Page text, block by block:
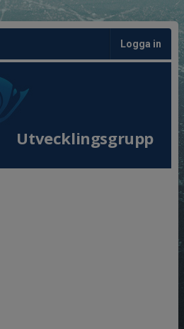
Logga in
Utvecklingsgrupp